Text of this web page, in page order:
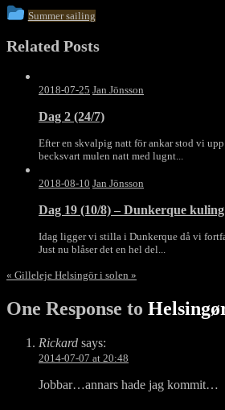
This
was
posted
Summer sailing
Related Posts
2018-07-25 Jan Jönsson
Dag 2 (24/7)
Efter en skvalpig natt för ankar stod vi
becksvart mulen natt med lugnt...
2018-08-10 Jan Jönsson
Dag 19 (10/8) – Dunkerque kuling
Idag ligger vi stilla i Dunkerque då vi
Just nu blåser det en hel del...
« Gilleleje Helsingör i solen »
One Response to
Rickard says:
2014-07-07 at 20:48
Jobbar…annars hade jag kommit…